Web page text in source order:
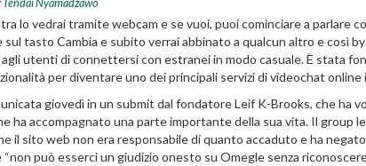
Tendai Nyamadzawo
lo vedrai tramite webcam e se vuoi, puoi cominciare a parlare
tasto Cambia e subito verrai abbinato a qualcun altro e così
utenti di connettersi con estranei in modo casuale. È stata
per diventare uno dei principali servizi di videochat online
giovedì in un submit dal fondatore Leif K-Brooks, che ha
ha accompagnato una parte importante della sua vita. Il group
il sito web non era responsabile di quanto accaduto e ha
può esserci un giudizio onesto su Omegle senza